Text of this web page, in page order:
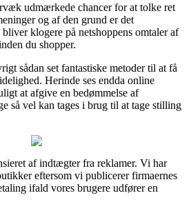
udmærkede chancer for at tolke ret
og af den grund er det
klogere på netshoppens omtaler af
du shopper.
sådan set fantastiske metoder til at få
Herinde ses endda online
at afgive en bedømmelse af
så vel kan tages i brug til at tage stilling
af indtægter fra reklamer. Vi har
eftersom vi publicerer firmaernes
ifald vores brugere udfører en